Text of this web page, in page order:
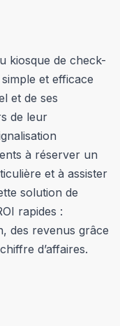
kiosque de check-
et efficace
et de ses
de leur
à réserver un
et à assister
solution de
rapides :
des revenus grâce
d’affaires.